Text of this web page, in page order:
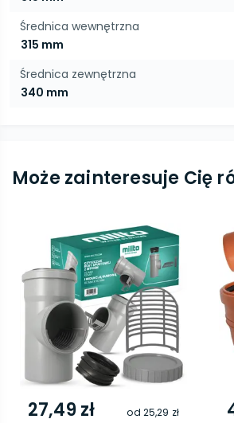
Średnica wewnętrzna
315 mm
Średnica zewnętrzna
340 mm
Może zainteresuje Cię
27,49 zł od 25,29 zł